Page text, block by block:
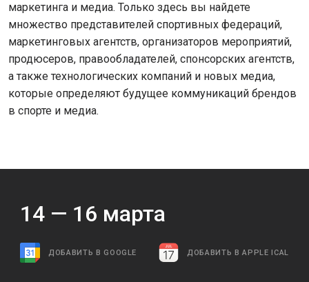
маркетинга и медиа. Только здесь вы найдете
множество представителей спортивных федераций,
маркетинговых агентств, организаторов мероприятий,
продюсеров, правообладателей, спонсорских агентств,
а также технологических компаний и новых медиа,
которые определяют будущее коммуникаций брендов
в спорте и медиа.
14 — 16 марта
ДОБАВИТЬ В GOOGLE ДОБАВИТЬ В APPLE ICAL